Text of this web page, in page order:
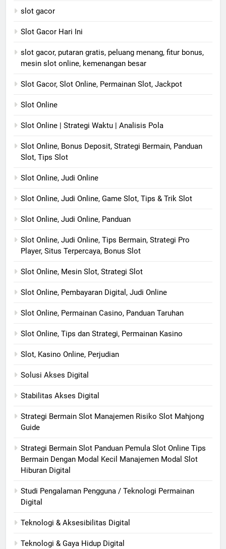
slot gacor
Slot Gacor Hari Ini
slot gacor, putaran gratis, peluang menang, fitur bonus,
mesin slot online, kemenangan besar
Slot Gacor, Slot Online, Permainan Slot, Jackpot
Slot Online
Slot Online | Strategi Waktu | Analisis Pola
Slot Online, Bonus Deposit, Strategi Bermain, Panduan
Slot, Tips Slot
Slot Online, Judi Online
Slot Online, Judi Online, Game Slot, Tips & Trik Slot
Slot Online, Judi Online, Panduan
Slot Online, Judi Online, Tips Bermain, Strategi Pro
Player, Situs Terpercaya, Bonus Slot
Slot Online, Mesin Slot, Strategi Slot
Slot Online, Pembayaran Digital, Judi Online
Slot Online, Permainan Casino, Panduan Taruhan
Slot Online, Tips dan Strategi, Permainan Kasino
Slot, Kasino Online, Perjudian
Solusi Akses Digital
Stabilitas Akses Digital
Strategi Bermain Slot Manajemen Risiko Slot Mahjong
Guide
Strategi Bermain Slot Panduan Pemula Slot Online Tips
Bermain Dengan Modal Kecil Manajemen Modal Slot
Hiburan Digital
Studi Pengalaman Pengguna / Teknologi Permainan
Digital
Teknologi & Aksesibilitas Digital
Teknologi & Gaya Hidup Digital